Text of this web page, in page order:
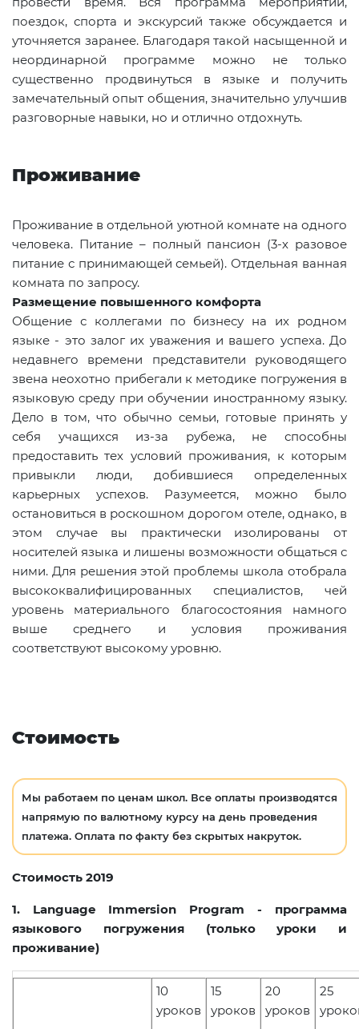
поездок, спорта и экскурсий также обсуждается и
уточняется заранее. Благодаря такой насыщенной и
неординарной программе можно не только
существенно продвинуться в языке и получить
замечательный опыт общения, значительно улучшив
разговорные навыки, но и отлично отдохнуть.
Проживание
Проживание в отдельной уютной комнате на одного
человека. Питание – полный пансион (3-х разовое
питание с принимающей семьей). Отдельная ванная
комната по запросу.
Размещение повышенного комфорта
Общение с коллегами по бизнесу на их родном
языке - это залог их уважения и вашего успеха. До
недавнего времени представители руководящего
звена неохотно прибегали к методике погружения в
языковую среду при обучении иностранному языку.
Дело в том, что обычно семьи, готовые принять у
себя учащихся из-за рубежа, не способны
предоставить тех условий проживания, к которым
привыкли люди, добившиеся определенных
карьерных успехов. Разумеется, можно было
остановиться в роскошном дорогом отеле, однако, в
этом случае вы практически изолированы от
носителей языка и лишены возможности общаться с
ними. Для решения этой проблемы школа отобрала
высококвалифицированных специалистов, чей
уровень материального благосостояния намного
выше среднего и условия проживания
соответствуют высокому уровню.
Стоимость
Мы работаем по ценам школ. Все оплаты производятся
напрямую по валютному курсу на день проведения
платежа. Оплата по факту без скрытых накруток.
Стоимость 2019
1. Language Immersion Program - программа
языкового погружения (только уроки и
проживание)
10
уроков
15
уроков
20
уроков
25